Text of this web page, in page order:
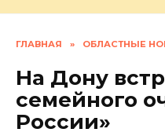
ГЛАВНАЯ » ОБЛАСТНЫЕ
На Дону
семейного
России»